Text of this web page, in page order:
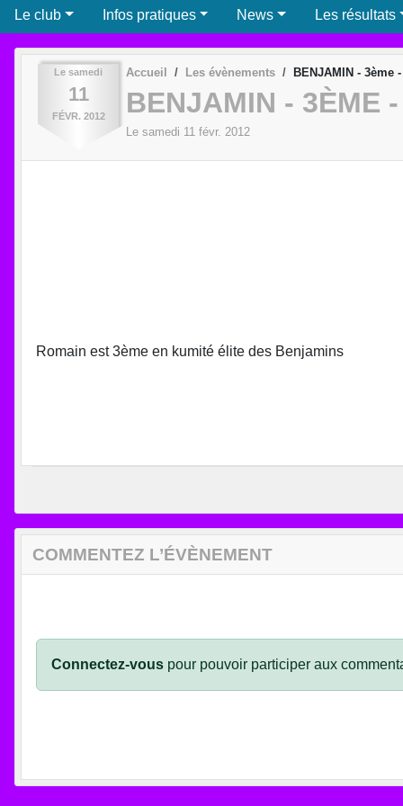
Le club Infos pratiques News Les résultats
Le samedi
11
FÉVR. 2012
Accueil Les évènements BENJAMIN - 3ème
BENJAMIN - 3ÈME
Le samedi 11 févr. 2012
Romain est 3ème en kumité élite des Benjamins
COMMENTEZ L’ÉVÈNEMENT
Connectez-vous pour pouvoir participer aux